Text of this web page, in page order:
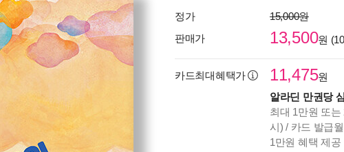
정가
15,000원
판매가
13,500원
카드최대혜택가 11,475원
알라딘 만권당
최대 1만원 또
시) / 카드 발급
1만원 혜택 제공